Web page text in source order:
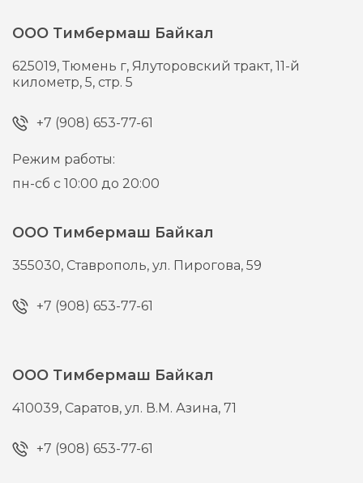
ООО Тимбермаш Байкал
625019,Тюмень г, Ялуторовский тракт, 11-й
километр, 5, стр. 5
+7 (908) 653-77-61
Режим работы:
пн-сб с 10:00 до 20:00
ООО Тимбермаш Байкал
355030, Ставрополь,ул. Пирогова, 59
+7 (908) 653-77-61
ООО Тимбермаш Байкал
410039, Саратов,ул. В.М. Азина, 71
+7 (908) 653-77-61